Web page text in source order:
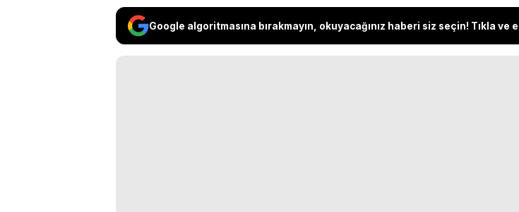
Google algoritmasına bırakmayın, okuyacağınız haberi siz seçin! Tıkla ve